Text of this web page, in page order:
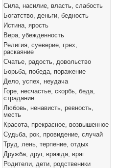
Сила, насилие, власть, слабость
Богатство, деньги, бедность
Истина, ярость
Вера, убежденность
Религия, суеверие, грех,
раскаяние
Счатье, радость, довольство
Борьба, победа, поражение
Дело, успех, неудача
Горе, несчастье, скорбь, беда,
страдание
Любовь, ненависть, ревность,
месть
Красота, прекрасное, возвышенное
Судьба, рок, провидение, случай
Труд, лень, терпение, отдых
Дружба, друг, вражда, враг
Родители, дети, родственики